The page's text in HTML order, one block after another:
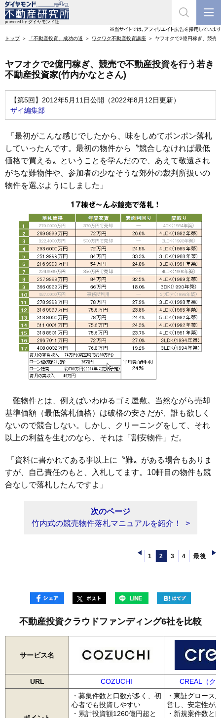
トップ 「不動産投資」成功の道 ワクワク不動産投資講座 ヤフオクで2億円稼ぎ、競売
ヤフオクで2億円稼ぎ、競売で不動産投資を行う若き
不動産投資家(竹内かなとさん)
【第5回】2012年5月11日公開（2022年8月12日更新）
ザイ編集部
「最初がこんな感じでしたから、味をしめてポンポン落札
していったんです。最初の物件から〝競合しなければ最低
価格で買える〟ということを学んだので、あえて敬遠され
がちな難物件や、参加者の少なそうな郊外の裁判所扱いの
物件を選ぶようにしました」
難物件とは、例えばいわゆるゴミ屋敷。当然ながら売却
基準価額（最低落札価格）は破格の安さだが、誰も欲しく
ないので競合しない。しかし、クリーニングをして、それ
以上の利益を生むのなら、それは「割安物件」だ。
「資料に書かれてある事以上に〝難〟がある場合もありま
すが、自己責任のもと、入札してます。10軒目の物件も競
合なしで落札したんですよ」
次のページ
竹内式の競売物件落札マニュアルを紹介！
1 2 3 4 最後
不動産投資クラウドファンディング6社を比較
サービス名
URL COZUCHI CREAL（ク
・募集件数と口数が多く、初
心者でも投資しやすい
・累計投資額1260億円超と
・東証グロース
営し、安定性が
・新規案件数と